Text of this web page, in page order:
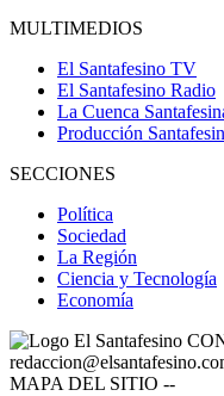
MULTIMEDIOS
El Santafesino TV
El Santafesino Radio
La Cuenca
Producción
SECCIONES
Política
Sociedad
La Región
Ciencia y Tecnología
Economía
MAPA DEL SITIO --